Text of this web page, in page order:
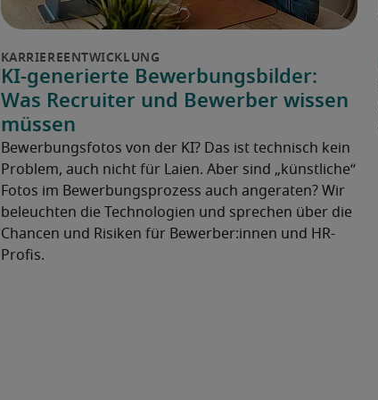
KI-generierte Bewerbungsbilder:
Was Recruiter und Bewerber wissen
müssen
Bewerbungsfotos von der KI? Das ist technisch kein
Problem, auch nicht für Laien. Aber sind „künstliche“
Fotos im Bewerbungsprozess auch angeraten? Wir
beleuchten die Technologien und sprechen über die
Chancen und Risiken für Bewerber:innen und HR-
Profis.